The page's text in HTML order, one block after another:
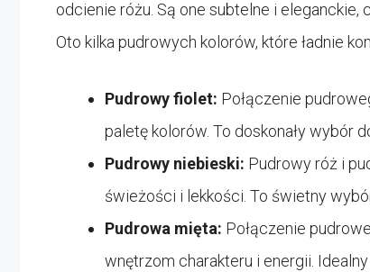
odcienie różu. Są one subtelne i eleganckie,
Oto kilka pudrowych kolorów, które ładnie
Pudrowy fiolet: Połączenie
paletę kolorów. To doskonały wybór
Pudrowy niebieski: Pudrowy róż i
świeżości i lekkości. To świetny
Pudrowa mięta: Połączenie
wnętrzom charakteru i energii.